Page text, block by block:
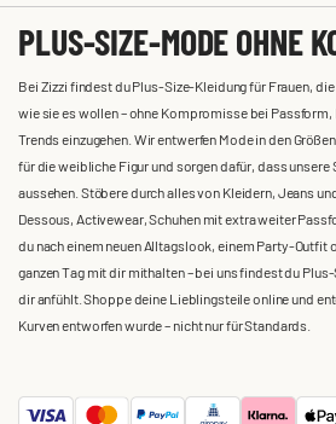
PLUS-SIZE-MODE OHNE
Bei Zizzi findest du Plus-Size-Kleidung für Frauen,
wie sie es wollen – ohne Kompromisse bei
Trends einzugehen. Wir entwerfen Mode in den
für die weibliche Figur und sorgen dafür, dass unsere
aussehen. Stöbere durch alles von Kleidern, Jeans
Dessous, Activewear, Schuhen mit extra weiter
du nach einem neuen Alltagslook, einem Party-Outfit
ganzen Tag mit dir mithalten – bei uns findest du
dir anfühlt. Shoppe deine Lieblingsteile online und
Kurven entworfen wurde – nicht nur für Standards.